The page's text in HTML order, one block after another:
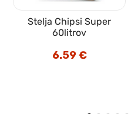
Stelja Chipsi Super
60litrov
6.59€